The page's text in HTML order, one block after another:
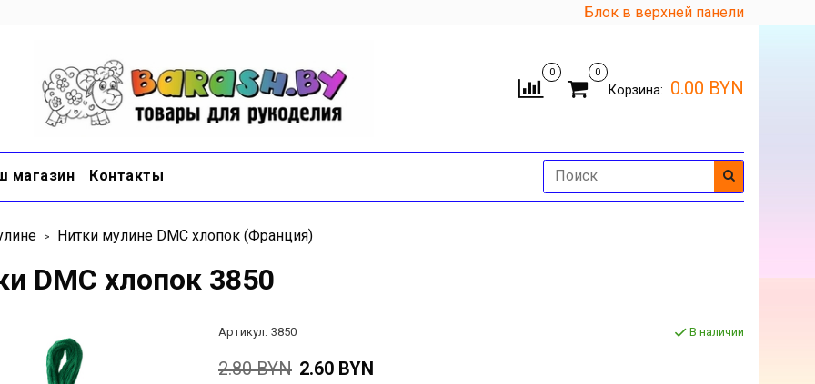
Блок в верхней панели
0 0
Корзина: 0.00 BYN
магазин Контакты
Нитки мулине DMC хлопок (Франция)
DMC хлопок 3850
Артикул: 3850 В наличии
2.80 BYN 2.60 BYN